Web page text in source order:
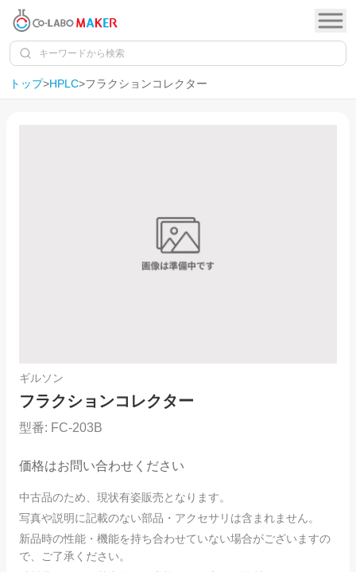
トップ>HPLC>フラクションコレクター
ギルソン
フラクションコレクター
型番: FC-203B
価格はお問い合わせください
中古品のため、現状有姿販売となります。
写真や説明に記載のない部品・アクセサリは含まれません。
新品時の性能・機能を持ち合わせていない場合がございますの
で、ご了承ください。